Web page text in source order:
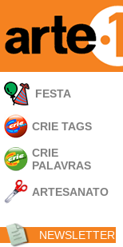
FESTA
CRIE TAGS
CRIE
PALAVRAS
ARTESANATO
Acrílico
Porta Retratos
NEWSLETTER